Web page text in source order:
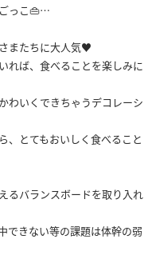
っこ👜…
またちに大人気♥️
れば、食べることを楽しみに
わいくできちゃうデコレーシ
、とてもおいしく食べること
るバランスボードを取り入れ
できない等の課題は体幹の弱